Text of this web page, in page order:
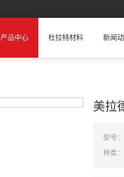
产品中心 杜拉特材料 新闻
美拉
型号：
种类：